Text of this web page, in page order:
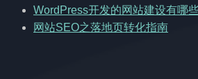
WordPress开发的网站建设有哪
网站SEO之落地页转化指南